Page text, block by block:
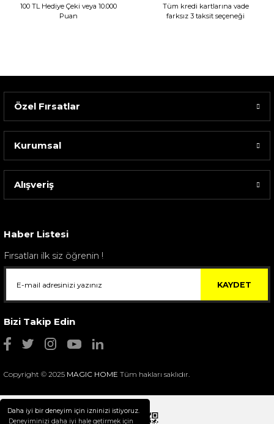
Daha iyi bir deneyim için izninizi istiyoruz.
Deneyiminizi daha iyi hale getirmek için
100 TL Hediye Çeki veya 10.000
Puan
Tüm kredi kartlarına vade
farksız 3 taksit seçeneği
Özel Fırsatlar
Kurumsal
Alışveriş
Haber Listesi
Fırsatları ilk siz öğrenin !
KAYDET
Bizi Takip Edin
Copyright © 2025 MAGIC HOME Tüm hakları saklıdır.